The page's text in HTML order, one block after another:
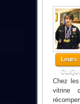
Leurs
Chez
vitrine